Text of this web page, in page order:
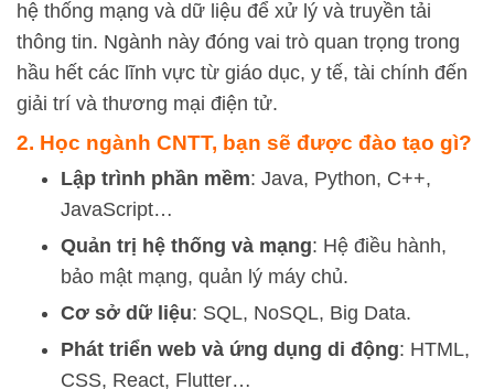
hệ thống mạng và dữ liệu để xử lý và truyền tải
thông tin. Ngành này đóng vai trò quan trọng trong
hầu hết các lĩnh vực từ giáo dục, y tế, tài chính đến
giải trí và thương mại điện tử.
2. Học ngành CNTT, bạn sẽ được đào tạo gì?
Lập trình phần mềm: Java, Python, C++,
JavaScript…
Quản trị hệ thống và mạng: Hệ điều hành,
bảo mật mạng, quản lý máy chủ.
Cơ sở dữ liệu: SQL, NoSQL, Big Data.
Phát triển web và ứng dụng di động: HTML,
CSS, React, Flutter…